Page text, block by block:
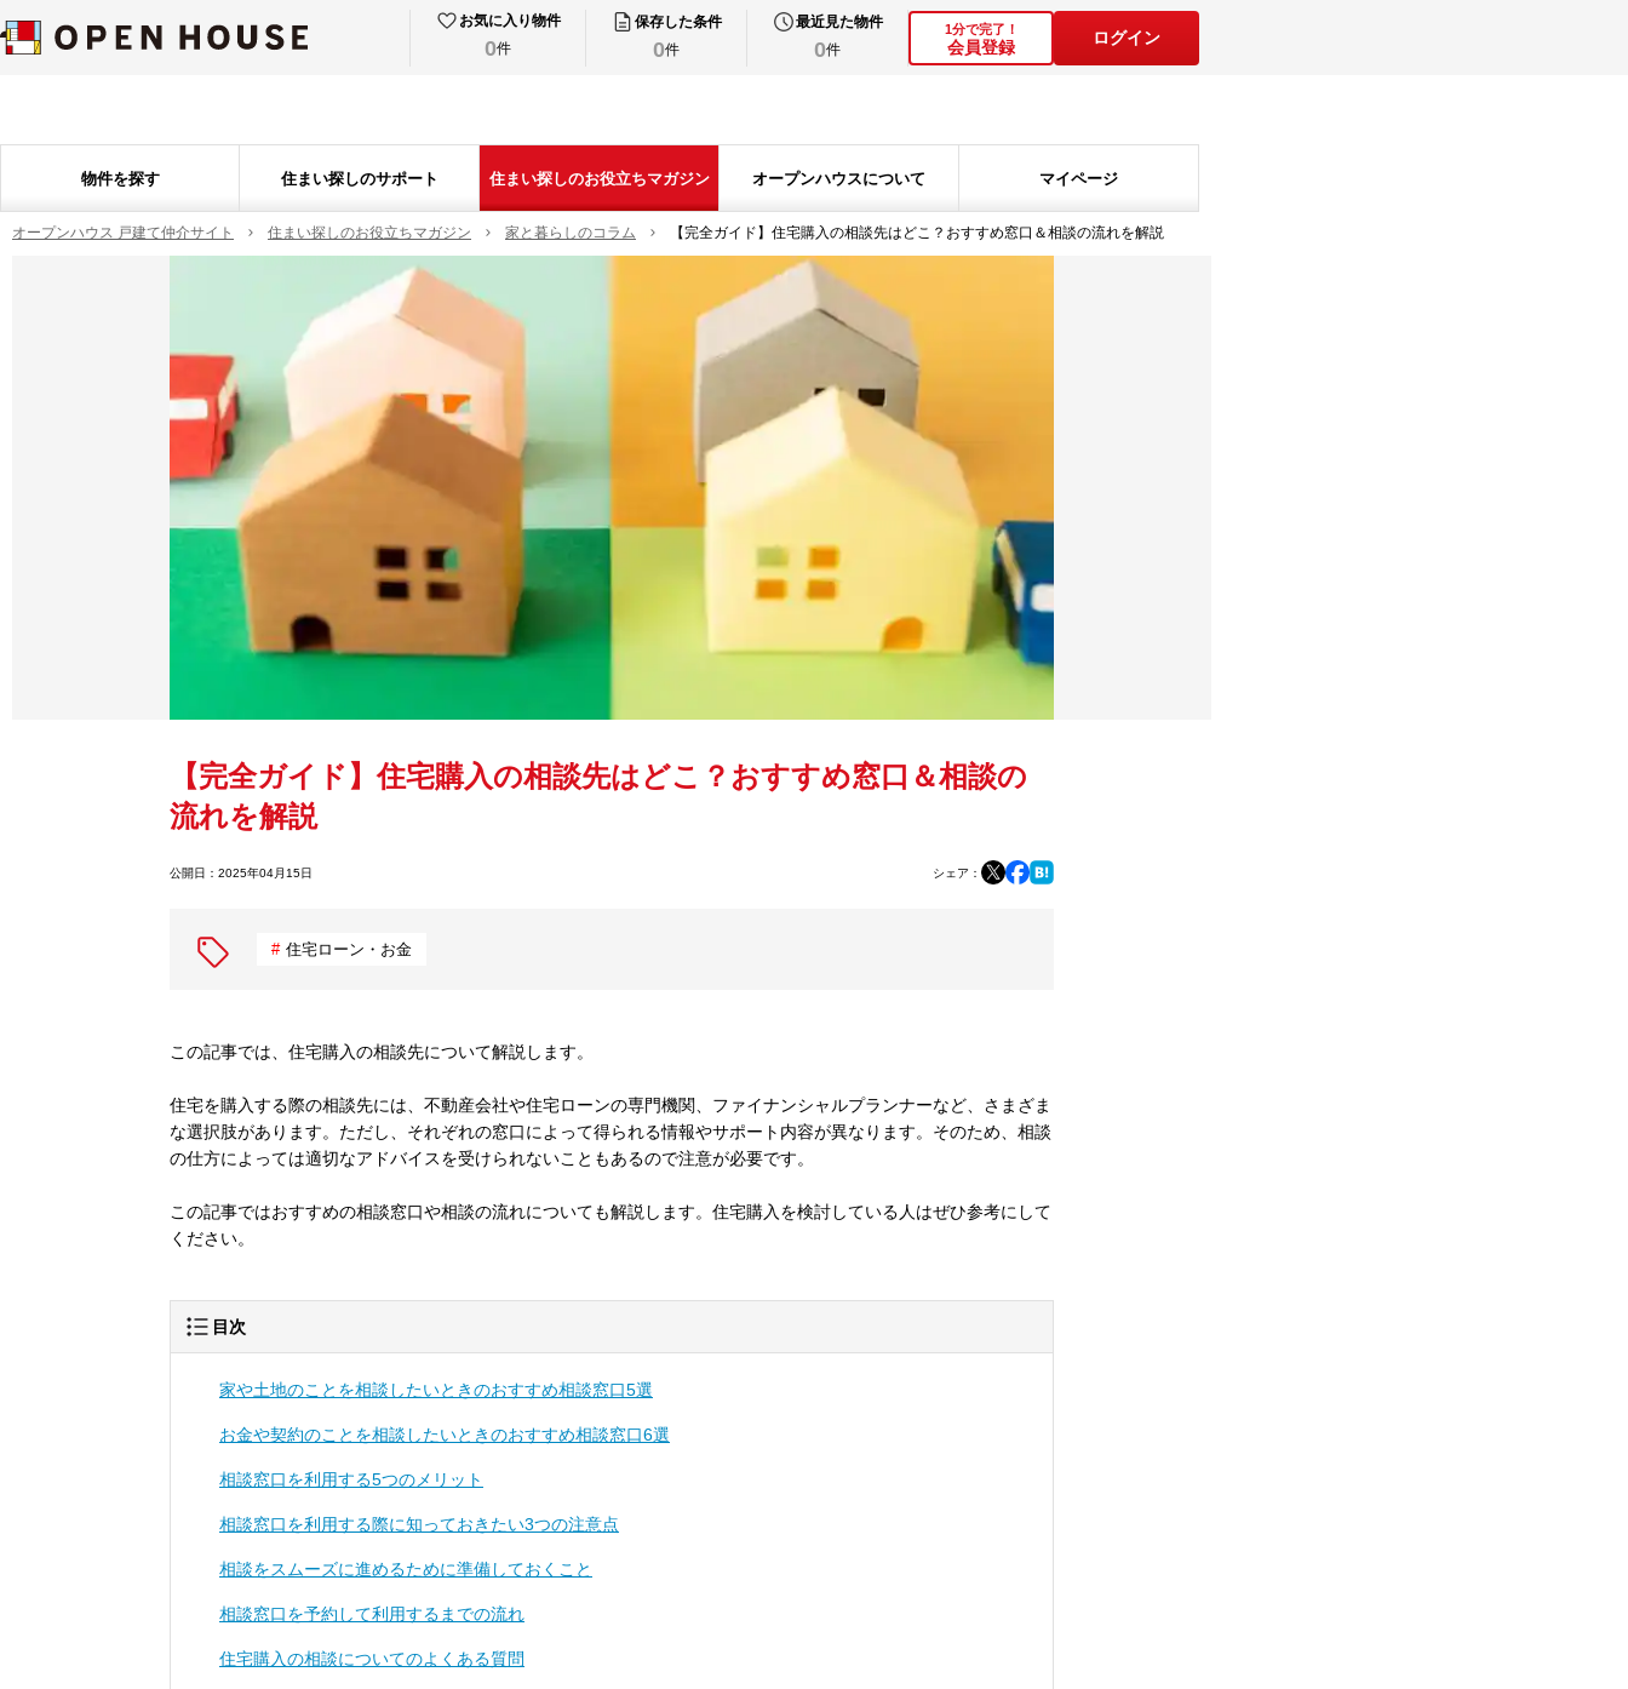
お気に入り物件
0件
保存した条件
0件
最近見た物件
0件
1分で完了！
会員登録
ログイン
物件を探す 住まい探しのサポート 住まい探しのお役立ちマガジン オープンハウスについて マイページ
オープンハウス 戸建て仲介サイト 住まい探しのお役立ちマガジン 家と暮らしのコラム 【完全ガイド】住宅購入の相談先はどこ？おすすめ窓口＆相談の流れを解説
【完全ガイド】住宅購入の相談先はどこ？おすすめ窓口＆相談の
流れを解説
公開日： 2025年04月15日 シェア：
住宅ローン・お金
この記事では、住宅購入の相談先について解説します。
住宅を購入する際の相談先には、不動産会社や住宅ローンの専門機関、ファイナンシャルプランナーなど、さまざま
な選択肢があります。ただし、それぞれの窓口によって得られる情報やサポート内容が異なります。そのため、相談
の仕方によっては適切なアドバイスを受けられないこともあるので注意が必要です。
この記事ではおすすめの相談窓口や相談の流れについても解説します。住宅購入を検討している人はぜひ参考にして
ください。
目次
家や土地のことを相談したいときのおすすめ相談窓口5選
お金や契約のことを相談したいときのおすすめ相談窓口6選
相談窓口を利用する5つのメリット
相談窓口を利用する際に知っておきたい3つの注意点
相談をスムーズに進めるために準備しておくこと
相談窓口を予約して利用するまでの流れ
住宅購入の相談についてのよくある質問